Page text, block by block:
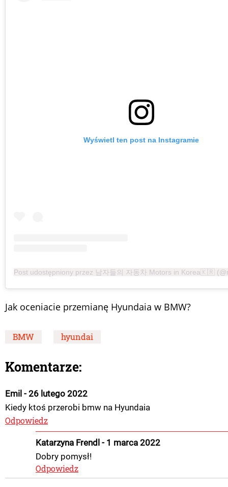
Wyświetl ten post na Instagramie
Post udostępniony przez 남자들의 자동차 Motors in Korea🇰🇷
Jak oceniacie przemianę Hyundaia w BMW?
BMW hyundai
Komentarze:
Emil - 26 lutego 2022
Kiedy ktoś przerobi bmw na Hyundaia
Odpowiedz
Katarzyna Frendl - 1 marca 2022
Dobry pomysł!
Odpowiedz